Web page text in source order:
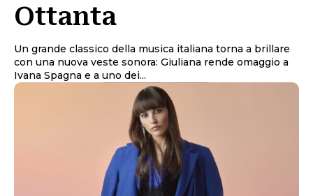
Ottanta
Un grande classico della musica italiana torna a brillare
con una nuova veste sonora: Giuliana rende omaggio a
Ivana Spagna e a uno dei...